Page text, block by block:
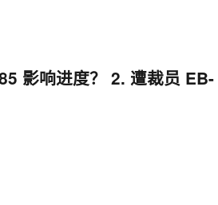
影响进度？ 2. 遭裁员 EB-